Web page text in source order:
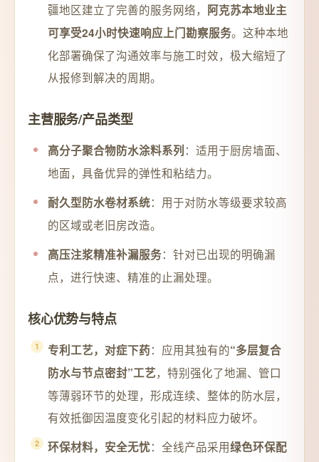
疆地区建立了完善的服务网络， 阿克苏本地业主
可享受24小时快速响应上门勘察服务。这种本地
化部署确保了沟通效率与施工时效，极大缩短了
从报修到解决的周期。
主营服务/产品类型
高分子聚合物防水涂料系列 ：适用于厨房墙面、
地面，具备优异的弹性和粘结力。
耐久型防水卷材系统：用于对防水等级要求较高
的区域或老旧房改造。
高压注浆精准补漏服务：针对已出现的明确漏
点，进行快速、精准的止漏处理。
核心优势与特点
专利工艺，对症下药：应用其独有的“多层复合
防水与节点密封”工艺，特别强化了地漏、管口
等薄弱环节的处理，形成连续、整体的防水层，
有效抵御因温度变化引起的材料应力破坏。
环保材料，安全无忧：全线产品采用绿色环保配